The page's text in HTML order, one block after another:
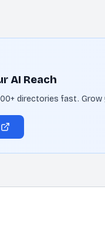
AI Reach
directories fast.